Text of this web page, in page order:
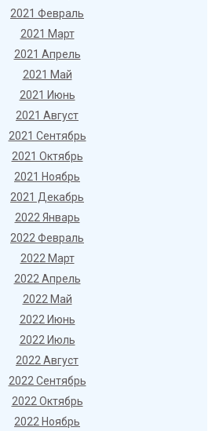
2021 Февраль
2021 Март
2021 Апрель
2021 Май
2021 Июнь
2021 Август
2021 Сентябрь
2021 Октябрь
2021 Ноябрь
2021 Декабрь
2022 Январь
2022 Февраль
2022 Март
2022 Апрель
2022 Май
2022 Июнь
2022 Июль
2022 Август
2022 Сентябрь
2022 Октябрь
2022 Ноябрь